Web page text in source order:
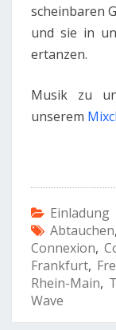
scheinbaren
und sie in
ertanzen.
Musik zu
unserem
Einladung
Abtauchen,
Connexion,
Frankfurt,
Rhein-Main,
Wave